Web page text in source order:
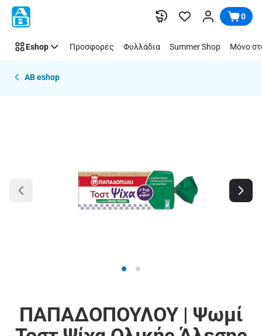
Παράλειψη 0
Eshop Προσφορές Φυλλάδια Summer Shop Μόνο
AB eshop
ΠΑΠΑΔΟΠΟΥΛΟΥ | Ψωμί